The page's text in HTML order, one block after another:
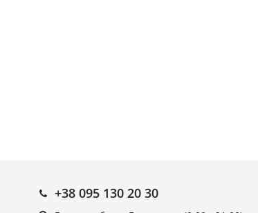
+38 095 130 20 30